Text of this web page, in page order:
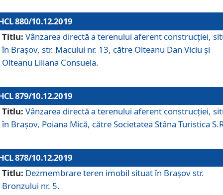
880/10.12.2019
Titlu: Vânzarea directă a terenului aferent construcției,
în Brașov, str. Macului nr. 13, către Olteanu Dan Viciu și
Olteanu Liliana Consuela.
879/10.12.2019
Titlu: Vânzarea directă a terenului aferent construcției,
în Brașov, Poiana Mică, către Societatea Stâna Turistica
878/10.12.2019
Titlu: Dezmembrare teren imobil situat în Brașov str.
Bronzului nr. 5.